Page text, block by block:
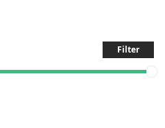
Filter